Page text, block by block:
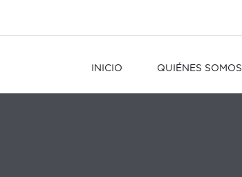
INICIO QUIÉNES SOMOS